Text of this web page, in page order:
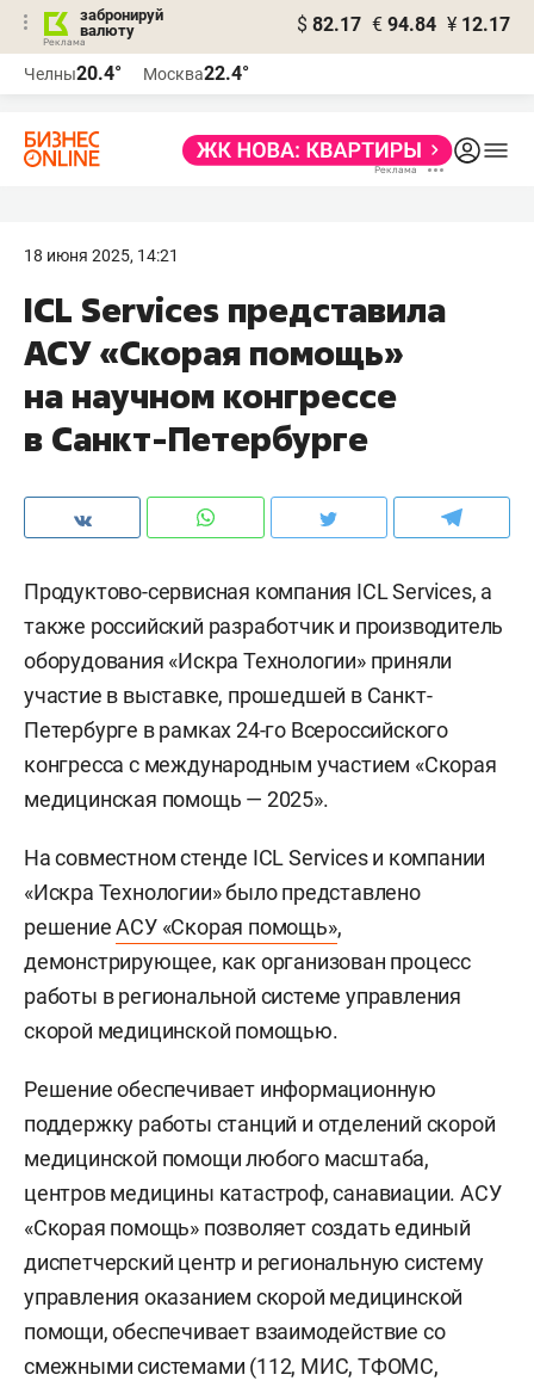
забронируй
валюту
$ 82.17 € 94.84 ¥ 12.17
Челны20.4° Москва22.4°
18 июня 2025, 14:21
ICL Services представила
АСУ «Скорая помощь»
на научном конгрессе
в Санкт-Петербурге
Продуктово-сервисная компания ICL Services, а
также российский разработчик и производитель
оборудования «Искра Технологии» приняли
участие в выставке, прошедшей в Санкт-
Петербурге в рамках 24-го Всероссийского
конгресса с международным участием «Скорая
медицинская помощь — 2025».
На совместном стенде ICL Services и компании
«Искра Технологии» было представлено
решениеАСУ «Скорая помощь»,
демонстрирующее, как организован процесс
работы в региональной системе управления
скорой медицинской помощью.
Решение обеспечивает информационную
поддержку работы станций и отделений скорой
медицинской помощи любого масштаба,
центров медицины катастроф, санавиации. АСУ
«Скорая помощь» позволяет создать единый
диспетчерский центр и региональную систему
управления оказанием скорой медицинской
помощи, обеспечивает взаимодействие со
смежными системами (112, МИС, ТФОМС,